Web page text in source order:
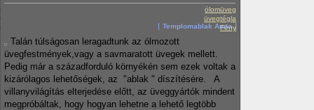
ólomüveg
üvegtégla
Fény
Templomablak Anno
Talán túlságosan leragadtunk az ólmozott
üvegfestmények,vagy a savmaratott üvegek mellett.
Pedig már a századforduló környékén sem ezek voltak a
kizárólagos lehetőségek, az "ablak " díszítésére. A
villanyvilágítás elterjedése előtt, az üveggyártók mindent
megpróbáltak, hogy hogyan lehetne a lehető legtöbb